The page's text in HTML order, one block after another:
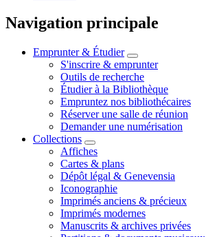
Navigation principale
Emprunter & Étudier
S'inscrire & emprunter
Outils de recherche
Étudier à la Bibliothèque
Empruntez nos bibliothécaires
Réserver une salle de réunion
Demander une numérisation
Collections
Affiches
Cartes & plans
Dépôt légal & Genevensia
Iconographie
Imprimés anciens & précieux
Imprimés modernes
Manuscrits & archives privées